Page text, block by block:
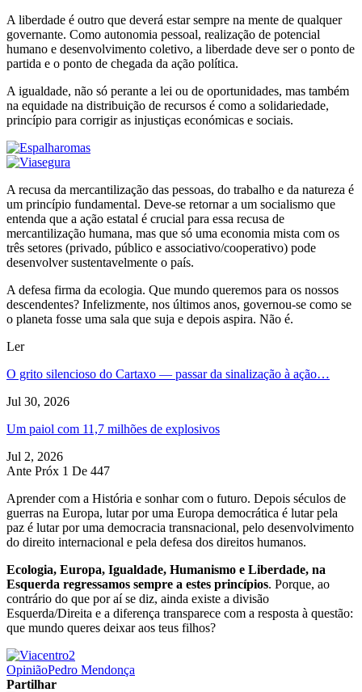
A liberdade é outro que deverá estar sempre na mente de qualquer
governante. Como autonomia pessoal, realização de potencial
humano e desenvolvimento coletivo, a liberdade deve ser o ponto de
partida e o ponto de chegada da ação política.
A igualdade, não só perante a lei ou de oportunidades, mas também
na equidade na distribuição de recursos é como a solidariedade,
princípio para corrigir as injustiças económicas e sociais.
A recusa da mercantilização das pessoas, do trabalho e da natureza é
um princípio fundamental. Deve-se retornar a um socialismo que
entenda que a ação estatal é crucial para essa recusa de
mercantilização humana, mas que só uma economia mista com os
três setores (privado, público e associativo/cooperativo) pode
desenvolver sustentavelmente o país.
A defesa firma da ecologia. Que mundo queremos para os nossos
descendentes? Infelizmente, nos últimos anos, governou-se como se
o planeta fosse uma sala que suja e depois aspira. Não é.
Ler
O grito silencioso do Cartaxo — passar da sinalização à ação…
Jul 30, 2026
Um paiol com 11,7 milhões de explosivos
Jul 2, 2026
Ante Próx 1 De 447
Aprender com a História e sonhar com o futuro. Depois séculos de
guerras na Europa, lutar por uma Europa democrática é lutar pela
paz é lutar por uma democracia transnacional, pelo desenvolvimento
do direito internacional e pela defesa dos direitos humanos.
Ecologia, Europa, Igualdade, Humanismo e Liberdade, na
Esquerda regressamos sempre a estes princípios. Porque, ao
contrário do que por aí se diz, ainda existe a divisão
Esquerda/Direita e a diferença transparece com a resposta à questão:
que mundo queres deixar aos teus filhos?
OpiniãoPedro Mendonça
Partilhar